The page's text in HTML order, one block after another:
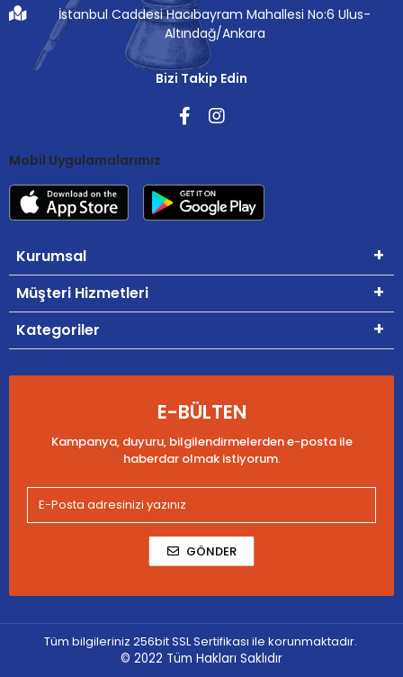
İstanbul Caddesi Hacıbayram Mahallesi No:6 Ulus-
Altındağ/Ankara
Bizi Takip Edin
Mobil Uygulamalarımız
Kurumsal
Müşteri Hizmetleri
Kategoriler
E-BÜLTEN
Kampanya, duyuru, bilgilendirmelerden e-posta ile
haberdar olmak istiyorum.
GÖNDER
Tüm bilgileriniz 256bit SSL Sertifikası ile korunmaktadır.
© 2022 Tüm Hakları Saklıdır